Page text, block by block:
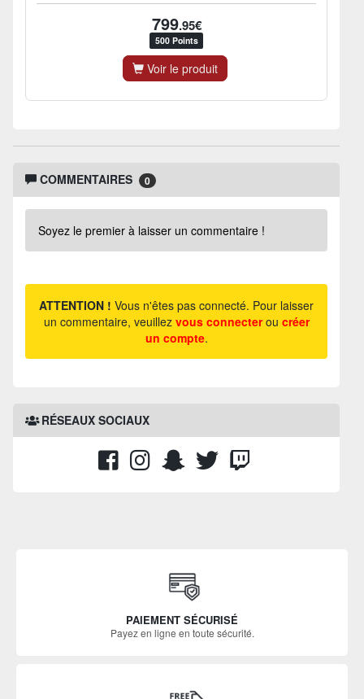
799.95€
500 Points
Voir le produit
COMMENTAIRES 0
Soyez le premier à laisser un commentaire !
ATTENTION ! Vous n'êtes pas connecté. Pour laisser
un commentaire, veuillez vous connecterou créer
un compte.
RÉSEAUX SOCIAUX
PAIEMENT SÉCURISÉ
Payez en ligne en toute sécurité.